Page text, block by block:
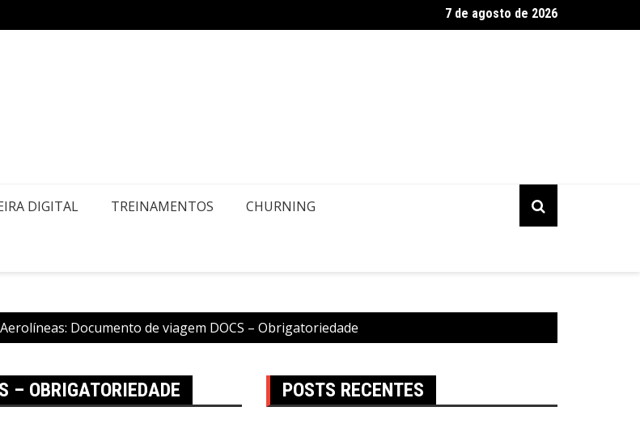
ou Falecimento
Air Europa: Informação de contato de passageiros
7 de agosto de 2026
DIGITAL TREINAMENTOS CHURNING
Aerolíneas: Documento de viagem DOCS – Obrigatoriedade
– OBRIGATORIEDADE POSTS RECENTES